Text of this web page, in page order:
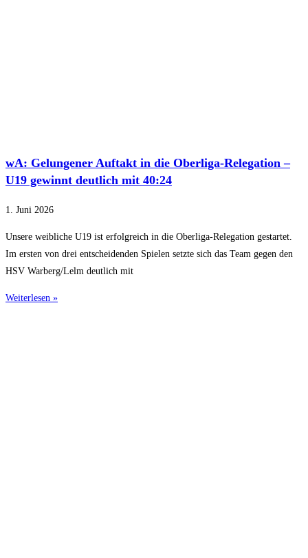
wA: Gelungener Auftakt in die Oberliga-Relegation –
U19 gewinnt deutlich mit 40:24
1. Juni 2026
Unsere weibliche U19 ist erfolgreich in die Oberliga-Relegation gestartet.
Im ersten von drei entscheidenden Spielen setzte sich das Team gegen den
HSV Warberg/Lelm deutlich mit
Weiterlesen »